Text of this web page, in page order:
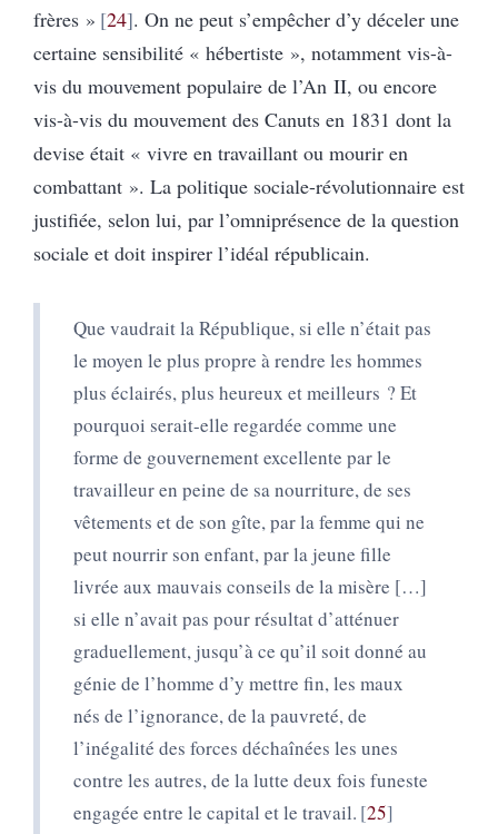
frères » 24 . On ne peut s’empêcher d’y déceler une
certaine sensibilité « hébertiste », notamment vis-à-
vis du mouvement populaire de l’An II, ou encore
vis-à-vis du mouvement des Canuts en 1831 dont la
devise était « vivre en travaillant ou mourir en
combattant ». La politique sociale-révolutionnaire est
justifiée, selon lui, par l’omniprésence de la question
sociale et doit inspirer l’idéal républicain.
Que vaudrait la République, si elle n’était pas
le moyen le plus propre à rendre les hommes
plus éclairés, plus heureux et meilleurs ? Et
pourquoi serait-elle regardée comme une
forme de gouvernement excellente par le
travailleur en peine de sa nourriture, de ses
vêtements et de son gîte, par la femme qui ne
peut nourrir son enfant, par la jeune fille
livrée aux mauvais conseils de la misère […]
si elle n’avait pas pour résultat d’atténuer
graduellement, jusqu’à ce qu’il soit donné au
génie de l’homme d’y mettre fin, les maux
nés de l’ignorance, de la pauvreté, de
l’inégalité des forces déchaînées les unes
contre les autres, de la lutte deux fois funeste
engagée entre le capital et le travail. 25